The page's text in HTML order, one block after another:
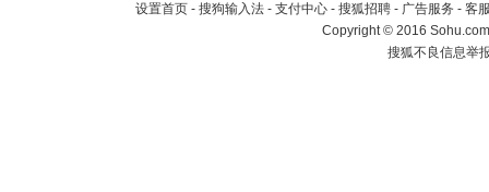
设置首页 - 搜狗输入法 - 支付中心 - 搜狐招聘 - 广告服务 - 客
Copyright©2016
搜狐不良信息举